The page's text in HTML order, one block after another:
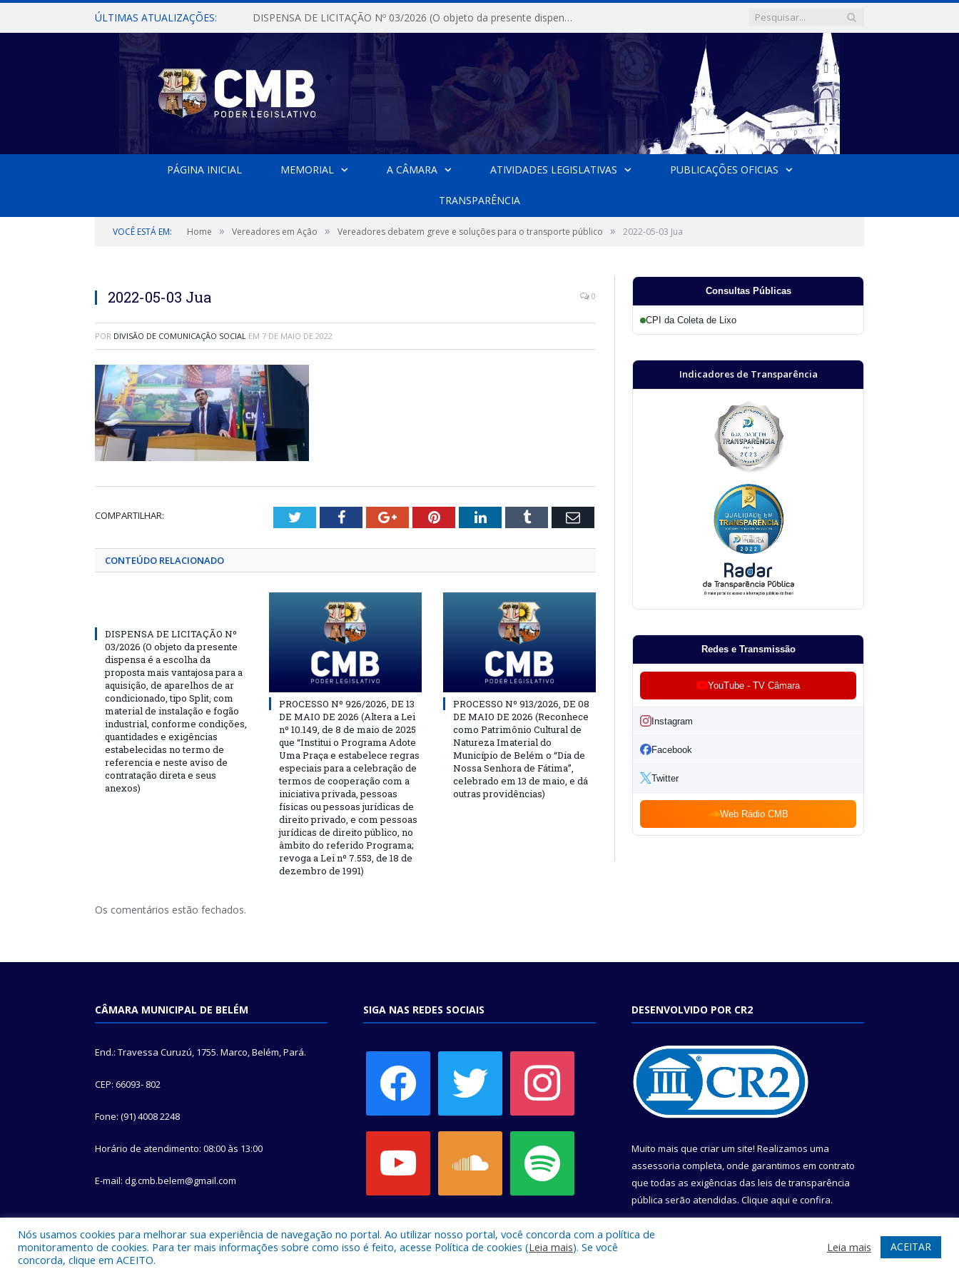
ÚLTIMAS ATUALIZAÇÕES: DISPENSA DE LICITAÇÃO Nº 03/2026 (O objeto da presente dispensa é a escolha da proposta mais vantajosa para a aquisição, de aparelhos de ar condicionado, tipo Split, com material de instalação e fogão industrial, conforme condições, quantidades e exigências estabelecidas no termo de referencia e neste aviso de contratação direta e seus anexos)
PÁGINA INICIAL MEMORIAL A CÂMARA ATIVIDADES LEGISLATIVAS PUBLICAÇÕES OFICIAS
TRANSPARÊNCIA
VOCÊ ESTÁ EM: Home » Vereadores em Ação » Vereadores debatem greve e soluções para o transporte público » 2022-05-03 Jua
2022-05-03 Jua 0
POR DIVISÃO DE COMUNICAÇÃO SOCIAL EM 7 DE MAIO DE 2022
COMPARTILHAR: TwitterFacebookGoogle+PinterestLinkedInTumblr Email
CONTEÚDO RELACIONADO
DISPENSA DE LICITAÇÃO Nº
03/2026 (O objeto da presente
dispensa é a escolha da
proposta mais vantajosa para a
aquisição, de aparelhos de ar
condicionado, tipo Split, com
material de instalação e fogão
industrial, conforme condições,
quantidades e exigências
estabelecidas no termo de
referencia e neste aviso de
contratação direta e seus
anexos)
PROCESSO Nº 926/2026, DE 13
DE MAIO DE 2026 (Altera a Lei
nº 10.149, de 8 de maio de 2025
que “Institui o Programa Adote
Uma Praça e estabelece regras
especiais para a celebração de
termos de cooperação com a
iniciativa privada, pessoas
físicas ou pessoas jurídicas de
direito privado, e com pessoas
jurídicas de direito público, no
âmbito do referido Programa;
revoga a Lei nº 7.553, de 18 de
dezembro de 1991)
PROCESSO Nº 913/2026, DE 08
DE MAIO DE 2026 (Reconhece
como Patrimônio Cultural de
Natureza Imaterial do
Município de Belém o “Dia de
Nossa Senhora de Fátima”,
celebrado em 13 de maio, e dá
outras providências)
Os comentários estão fechados.
Consultas Públicas
CPI da Coleta de Lixo
Indicadores de Transparência
Redes e Transmissão
YouTube - TV Câmara
Instagram
Facebook
Twitter
Web Rádio CMB
CÂMARA MUNICIPAL DE BELÉM
End.: Travessa Curuzú, 1755. Marco, Belém, Pará.
CEP: 66093- 802
Fone: (91) 4008 2248
Horário de atendimento: 08:00 às 13:00
E-mail: dg.cmb.belem@gmail.com
SIGA NAS REDES SOCIAIS DESENVOLVIDO POR CR2
Muito mais que criar um site! Realizamos uma
assessoria completa, onde garantimos em contrato
que todas as exigências das leis de transparência
pública serão atendidas. Clique aqui e confira.
Conheça o
Nós usamos cookies para melhorar sua experiência de navegação no portal. Ao utilizar nosso portal, você concorda com a política de
monitoramento de cookies. Para ter mais informações sobre como isso é feito, acesse Política de cookies (Leia mais). Se você
concorda, clique em ACEITO.
Leia mais ACEITAR